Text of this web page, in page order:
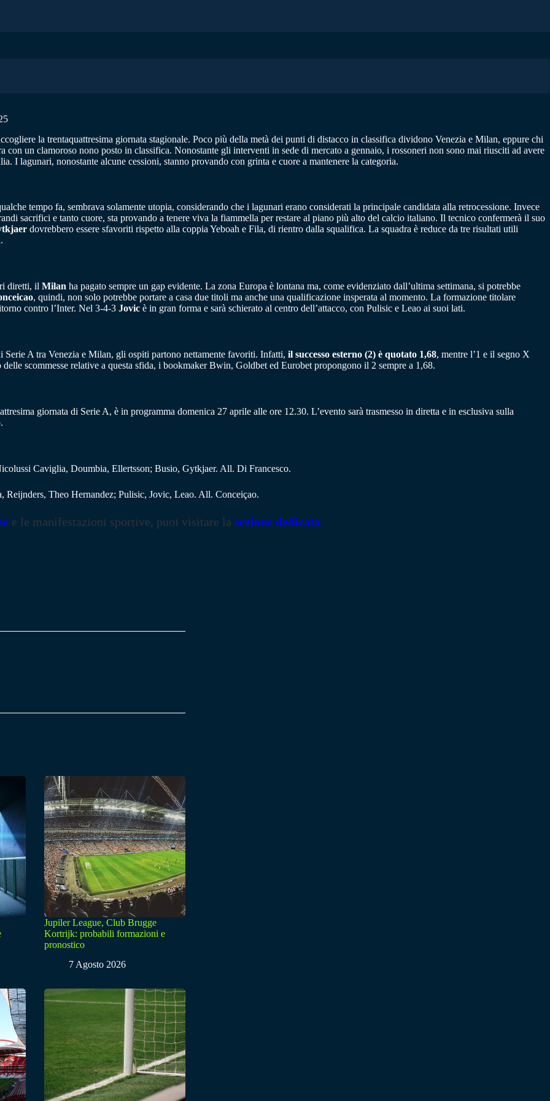
la trentaquattresima giornata stagionale. Poco più della metà dei punti di distacco in classifica dividono Venezia e Milan, eppure chi
con un clamoroso nono posto in classifica. Nonostante gli interventi in sede di mercato a gennaio, i rossoneri non sono mai riusciti ad avere
I lagunari, nonostante alcune cessioni, stanno provando con grinta e cuore a mantenere la categoria.
tempo fa, sembrava solamente utopia, considerando che i lagunari erano considerati la principale candidata alla retrocessione. Invece
sacrifici e tanto cuore, sta provando a tenere viva la fiammella per restare al piano più alto del calcio italiano. Il tecnico confermerà il suo
dovrebbero essere sfavoriti rispetto alla coppia Yeboah e Fila, di rientro dalla squalifica. La squadra è reduce da tre risultati utili
diretti, il Milan ha pagato sempre un gap evidente. La zona Europa è lontana ma, come evidenziato dall’ultima settimana, si potrebbe
, quindi, non solo potrebbe portare a casa due titoli ma anche una qualificazione insperata al momento. La formazione titolare
contro l’Inter. Nel 3-4-3 Jovic è in gran forma e sarà schierato al centro dell’attacco, con Pulisic e Leao ai suoi lati.
Serie A tra Venezia e Milan, gli ospiti partono nettamente favoriti. Infatti, il successo esterno (2) è quotato 1,68, mentre l’1 e il segno X
scommesse relative a questa sfida, i bookmaker Bwin, Goldbet ed Eurobet propongono il 2 sempre a 1,68.
giornata di Serie A, è in programma domenica 27 aprile alle ore 12.30. L’evento sarà trasmesso in diretta e in esclusiva sulla
Caviglia, Doumbia, Ellertsson; Busio, Gytkjaer. All. Di Francesco.
Theo Hernandez; Pulisic, Jovic, Leao. All. Conceiçao.
e le manifestazioni sportive, puoi visitare la sezione dedicata
Jupiler League, Club Brugge
Kortrijk: probabili formazioni e
pronostico
7 Agosto 2026